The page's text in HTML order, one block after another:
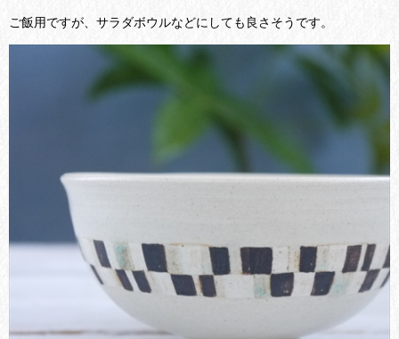
ご飯用ですが、サラダボウルなどにしても良さそうです。